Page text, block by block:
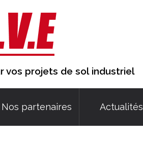
vos projets de sol industriel
Nos partenaires Actualités